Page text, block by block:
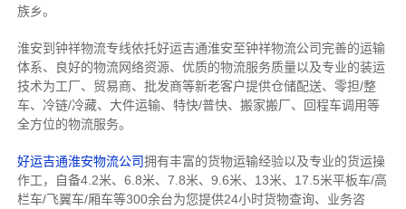
族乡。
淮安到钟祥物流专线依托好运吉通淮安至钟祥物流公司完善的运输
体系、良好的物流网络资源、优质的物流服务质量以及专业的装运
技术为工厂、贸易商、批发商等新老客户提供仓储配送、零担/整
车、冷链/冷藏、大件运输、特快/普快、搬家搬厂、回程车调用等
全方位的物流服务。
好运吉通淮安物流公司拥有丰富的货物运输经验以及专业的货运操
作工，自备4.2米、6.8米、7.8米、9.6米、13米、17.5米平板车/高
栏车/飞翼车/厢车等300余台为您提供24小时货物查询、业务咨